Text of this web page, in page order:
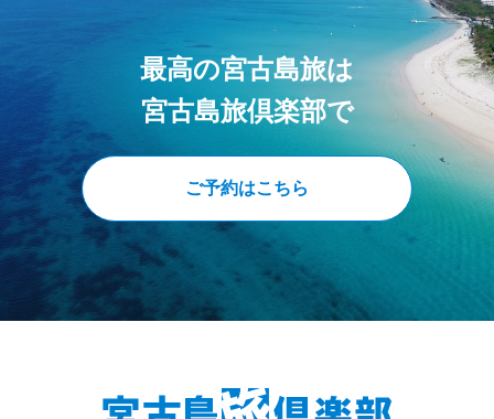
最高の宮古島旅は
宮古島旅倶楽部で
ご予約はこちら